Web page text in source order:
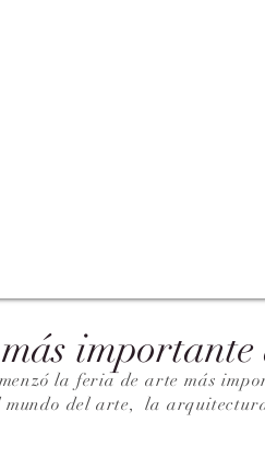
importante
la feria de arte más
mundo del arte,la